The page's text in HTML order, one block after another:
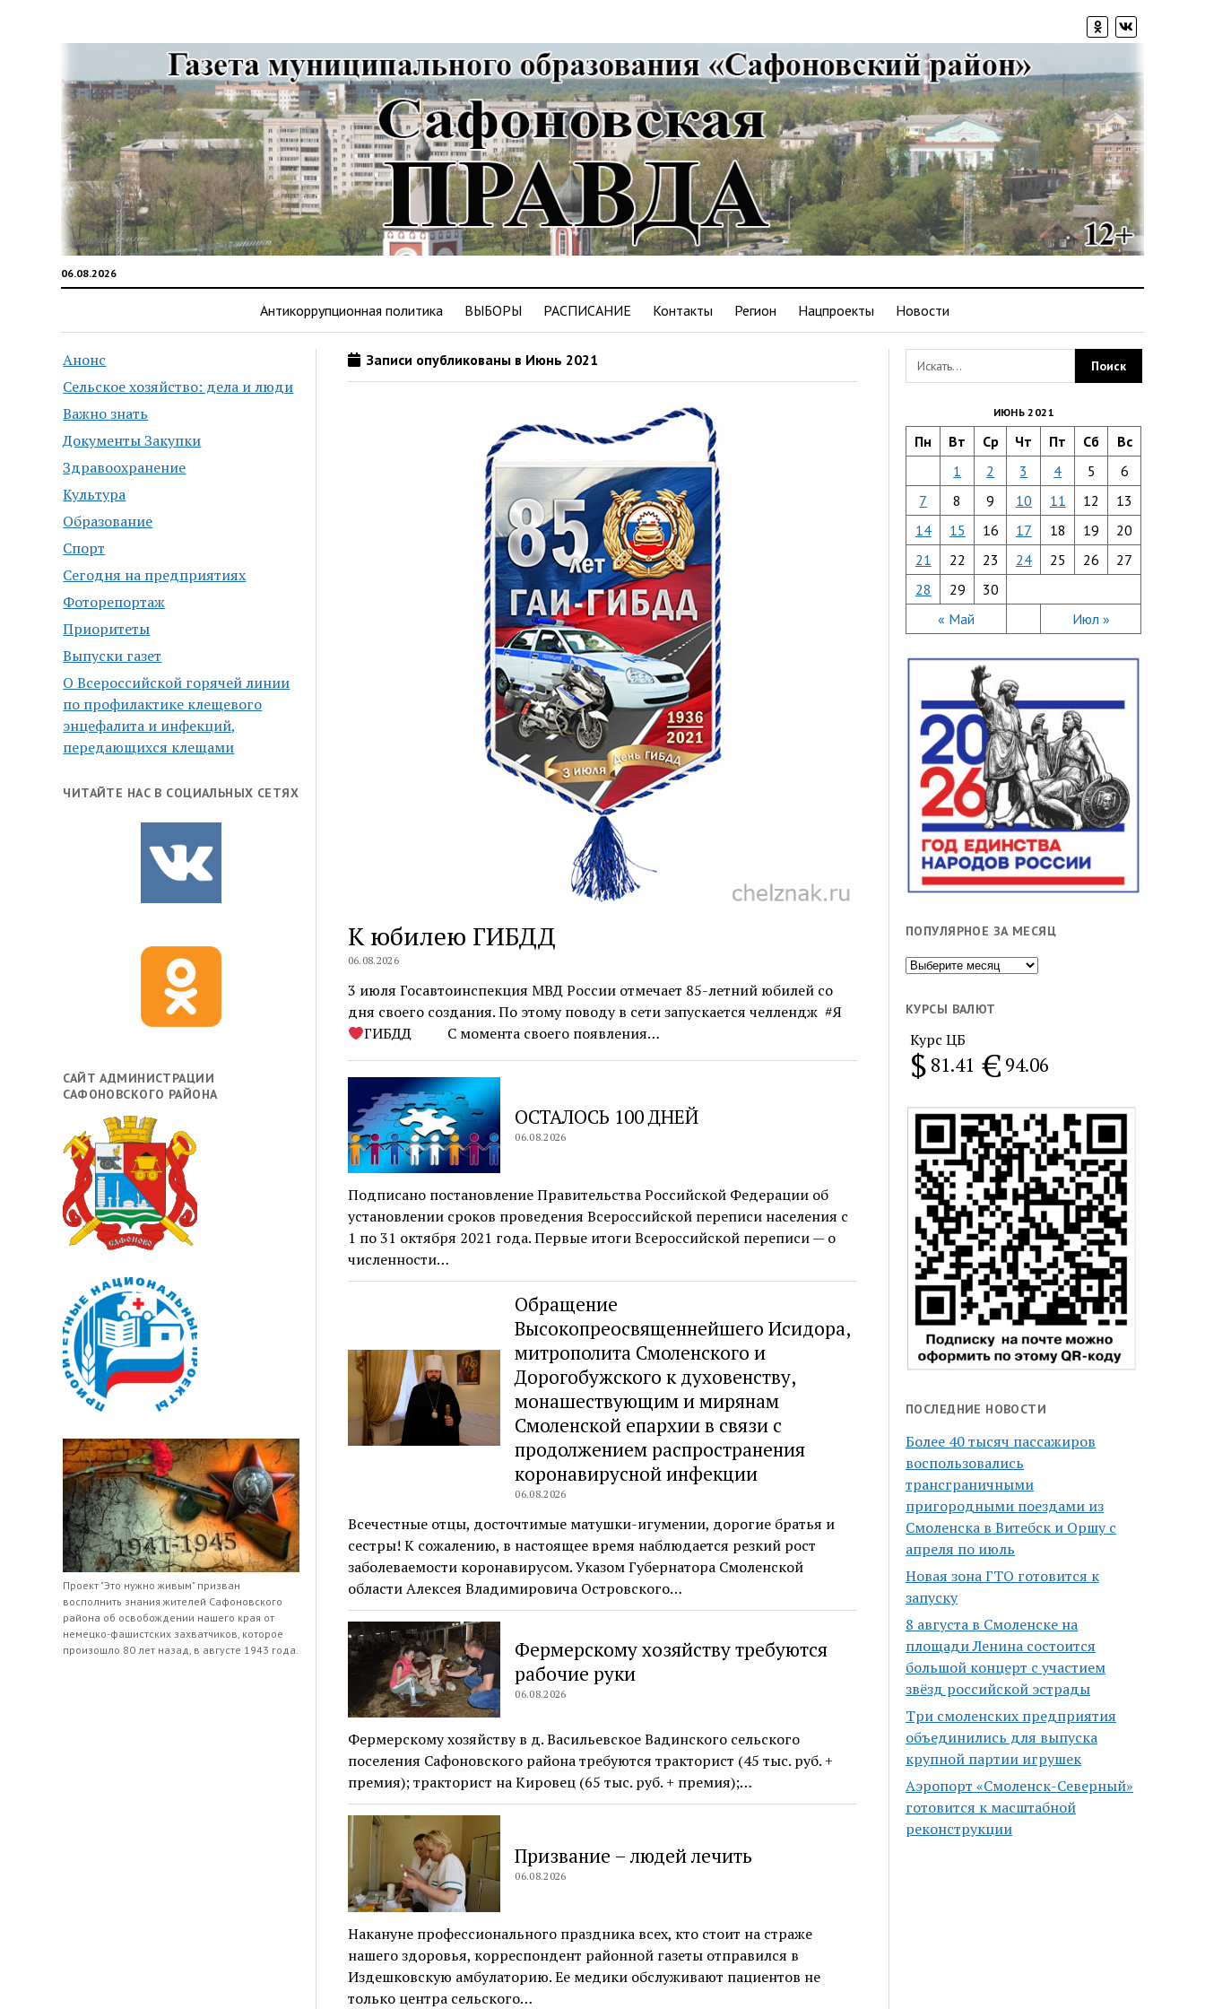
06.08.2026
Антикоррупционная политика ВЫБОРЫ РАСПИСАНИЕ Контакты Регион Нацпроекты Новости
Анонс
Сельское хозяйство: дела и люди
Важно знать
Документы Закупки
Здравоохранение
Культура
Образование
Спорт
Сегодня на предприятиях
Фоторепортаж
Приоритеты
Выпуски газет
О Всероссийской горячей линии
по профилактике клещевого
энцефалита и инфекций,
передающихся клещами
ЧИТАЙТЕ НАС В СОЦИАЛЬНЫХ СЕТЯХ
САЙТ АДМИНИСТРАЦИИ
САФОНОВСКОГО РАЙОНА
Проект "Это нужно живым" призван
восполнить знания жителей Сафоновского
района об освобождении нашего края от
немецко-фашистских захватчиков, которое
произошло 80 лет назад, в августе 1943 года.
Записи опубликованы в Июнь 2021
К юбилею ГИБДД
06.08.2026
3 июля Госавтоинспекция МВД России отмечает 85-летний юбилей со
дня своего создания. По этому поводу в сети запускается челлендж #Я
ГИБДД С момента своего появления…
ОСТАЛОСЬ 100 ДНЕЙ
06.08.2026
Подписано постановление Правительства Российской Федерации об
установлении сроков проведения Всероссийской переписи населения с
1 по 31 октября 2021 года. Первые итоги Всероссийской переписи — о
численности…
Обращение
Высокопреосвященнейшего Исидора,
митрополита Смоленского и
Дорогобужского к духовенству,
монашествующим и мирянам
Смоленской епархии в связи с
продолжением распространения
коронавирусной инфекции
06.08.2026
Всечестные отцы, досточтимые матушки-игумении, дорогие братья и
сестры! К сожалению, в настоящее время наблюдается резкий рост
заболеваемости коронавирусом. Указом Губернатора Смоленской
области Алексея Владимировича Островского…
Фермерскому хозяйству требуются
рабочие руки
06.08.2026
Фермерскому хозяйству в д. Васильевское Вадинского сельского
поселения Сафоновского района требуются тракторист (45 тыс. руб. +
премия); тракторист на Кировец (65 тыс. руб. + премия);…
Призвание – людей лечить
06.08.2026
Накануне профессионального праздника всех, кто стоит на страже
нашего здоровья, корреспондент районной газеты отправился в
Издешковскую амбулаторию. Ее медики обслуживают пациентов не
только центра сельского…
ИЮНЬ 2021
Пн Вт Ср Чт Пт Сб Вс
« Май Июл »
1 2 3 4 5
6
7
8 9 10 11 12
13
14
15 16 17 18 19
20
21
22 23 24 25 26
27
28
29 30
ПОПУЛЯРНОЕ ЗА МЕСЯЦ
Популярное
месяц
КУРСЫ ВАЛЮТ
Курс ЦБ
$ 81.41 € 94.06
ПОСЛЕДНИЕ НОВОСТИ
Более 40 тысяч пассажиров
воспользовались
трансграничными
пригородными поездами из
Смоленска в Витебск и Оршу с
апреля по июль
Новая зона ГТО готовится к
запуску
8 августа в Смоленске на
площади Ленина состоится
большой концерт с участием
звёзд российской эстрады
Три смоленских предприятия
объединились для выпуска
крупной партии игрушек
Аэропорт «Смоленск-Северный»
готовится к масштабной
реконструкции